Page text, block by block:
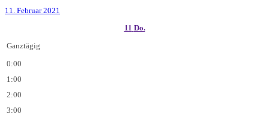
11. Februar 2021
11 Do.
Ganztägig
0:00
1:00
2:00
3:00